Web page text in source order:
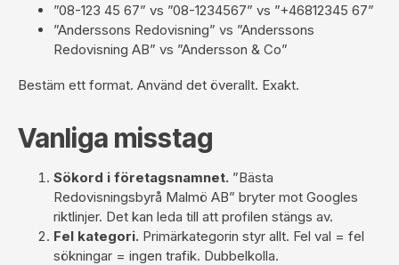
”08-123 45 67” vs ”08-1234567” vs ”+46812345 67”
”Anderssons Redovisning” vs ”Anderssons
Redovisning AB” vs ”Andersson & Co”
Bestäm ett format. Använd det överallt. Exakt.
Vanliga misstag
Sökord i företagsnamnet. ”Bästa
Redovisningsbyrå Malmö AB” bryter mot Googles
riktlinjer. Det kan leda till att profilen stängs av.
Fel kategori. Primärkategorin styr allt. Fel val = fel
sökningar = ingen trafik. Dubbelkolla.